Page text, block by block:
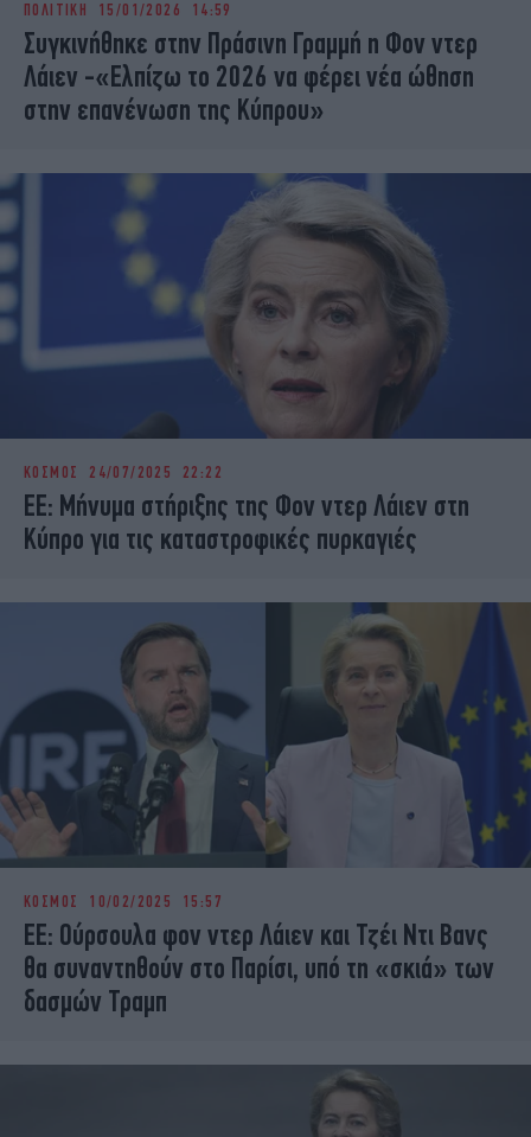
iBOOKS
OSCARS
THE OCEAN
MEDIA
ELAMEFORA
ΠΟΛΙΤΙΚΗ 15/01/2026 14:59
Συγκινήθηκε στην Πράσινη Γραμμή η Φον ντερ
Λάιεν -«Ελπίζω το 2026 να φέρει νέα ώθηση
στην επανένωση της Κύπρου»
ΚΟΣΜΟΣ 24/07/2025 22:22
ΕΕ: Μήνυμα στήριξης της Φον ντερ Λάιεν στη
Κύπρο για τις καταστροφικές πυρκαγιές
ΚΟΣΜΟΣ 10/02/2025 15:57
ΕΕ: Ούρσουλα φον ντερ Λάιεν και Τζέι Ντι Βανς
θα συναντηθούν στο Παρίσι, υπό τη «σκιά» των
δασμών Τραμπ